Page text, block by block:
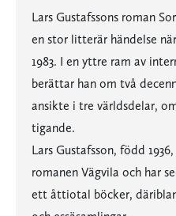
Lars Gustafssons roman
en stor litterär händelse
1983. I en yttre ram av
berättar han om två
ansikte i tre världsdelar,
tigande.
Lars Gustafsson, född
romanen Vägvila och har
ett åttiotal böcker,